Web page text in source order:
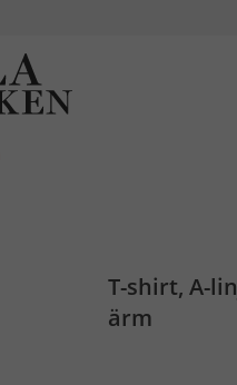
T-shirt, A-
ärm